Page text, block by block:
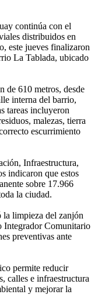
continúa con el
distribuidos en
este jueves finalizaron
La Tablada, ubicado
de 610 metros, desde
interna del barrio,
tareas incluyeron
malezas, tierra
escurrimiento
Infraestructura,
indicaron que estos
sobre 17.966
la ciudad.
la limpieza del zanjón
Integrador Comunitario
preventivas ante
permite reducir
calles e infraestructura
y mejorar la